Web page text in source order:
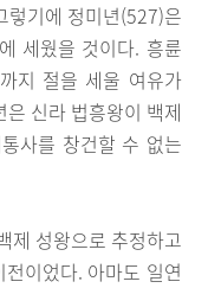
렇기에 정미년(527)은
세웠을 것이다. 흥륜
지 절을 세울 여유가
신라 법흥왕이 백제
사를 창건할 수 없는
제 성왕으로 추정하고
이었다. 아마도 일연